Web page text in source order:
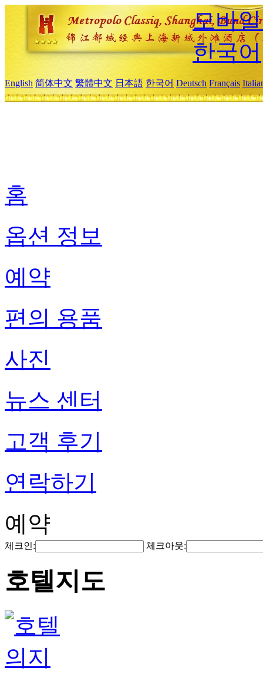
모바
한국어
English 简体中文 繁體中文 日本語 한국어 Deutsch Français
홈
옵션 정보
예약
편의 용품
사진
뉴스 센터
고객 후기
연락하기
예약
체크인: 체크아웃:
호텔지도